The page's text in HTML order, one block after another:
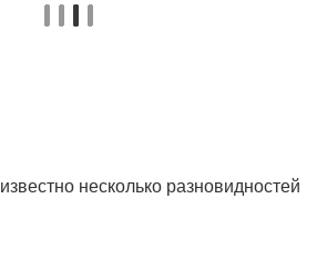
несколько разновидностей